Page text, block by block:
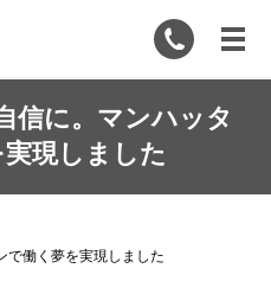
信に。マンハッタ
現しました
で働く夢を実現しました